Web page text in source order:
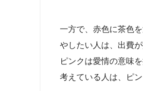
一方で、赤色に茶色
やしたい人は、出費
ピンクは愛情の意味を
考えている人は、ピ